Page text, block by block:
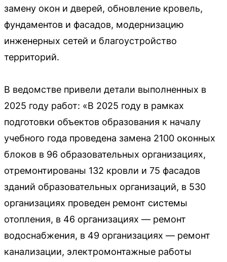
замену окон и дверей, обновление кровель,
фундаментов и фасадов, модернизацию
инженерных сетей и благоустройство
территорий.
В ведомстве привели детали выполненных в
2025 году работ: «В 2025 году в рамках
подготовки объектов образования к началу
учебного года проведена замена 2100 оконных
блоков в 96 образовательных организациях,
отремонтированы 132 кровли и 75 фасадов
зданий образовательных организаций, в 530
организациях проведен ремонт системы
отопления, в 46 организациях — ремонт
водоснабжения, в 49 организациях — ремонт
канализации, электромонтажные работы